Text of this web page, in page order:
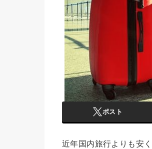
ポスト
近年国内旅行よりも安